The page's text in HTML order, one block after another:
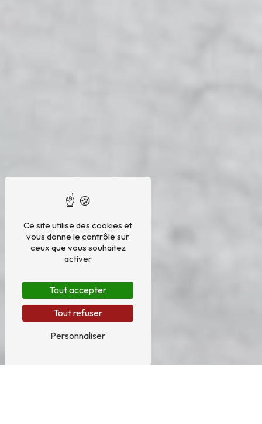
Ce site utilise des cookies et
vous donne le contrôle sur
ceux que vous souhaitez
activer
Tout accepter
Tout refuser
Personnaliser